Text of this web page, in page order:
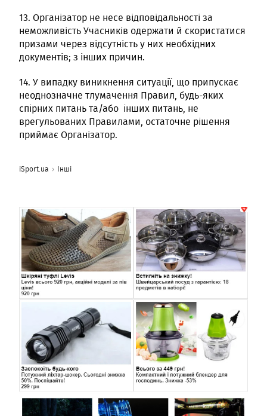
13. Організатор не несе відповідальності за
неможливість Учасників одержати й скористатися
призами через відсутність у них необхідних
документів; з інших причин.
14. У випадку виникнення ситуації, що припускає
неоднозначне тлумачення Правил, будь-яких
спірних питань та/або інших питань, не
врегульованих Правилами, остаточне рішення
приймає Організатор.
iSport.ua Інші